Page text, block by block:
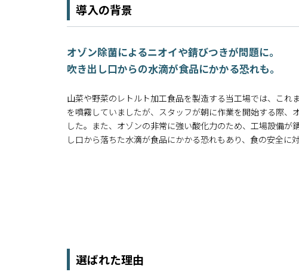
導入の背景
オゾン除菌によるニオイや錆びつきが問題に。
吹き出し口からの水滴が食品にかかる恐れも。
山菜や野菜のレトルト加工食品を製造する当工場では、これ
を噴霧していましたが、スタッフが朝に作業を開始する際、
した。また、オゾンの非常に強い酸化力のため、工場設備が
し口から落ちた水滴が食品にかかる恐れもあり、食の安全に
選ばれた理由